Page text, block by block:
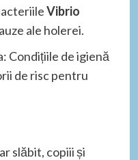
Vibrio
ale holerei.
Condițiile de igienă
de risc pentru
slăbit, copiii și